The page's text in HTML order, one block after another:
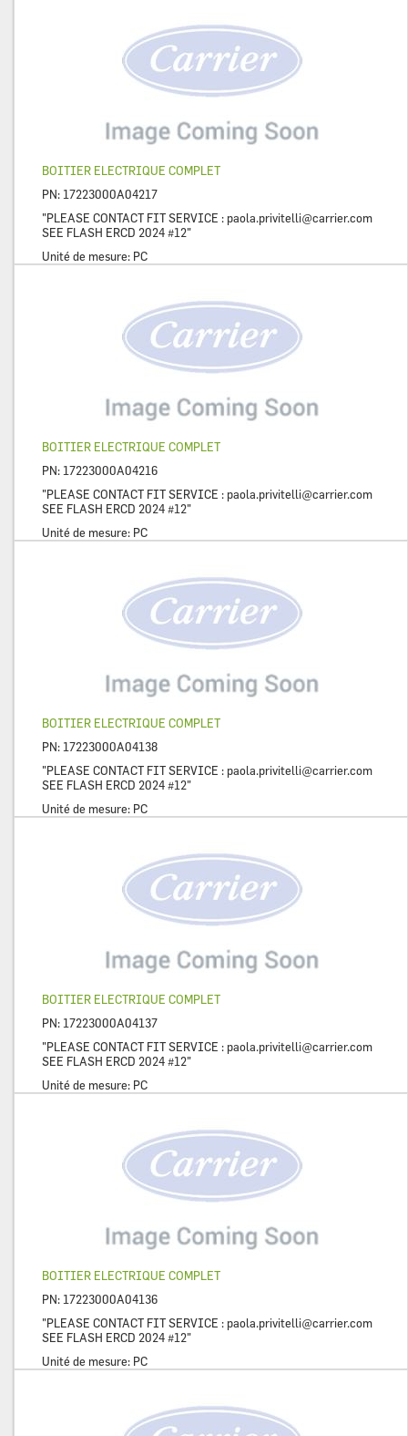
BOITIER ELECTRIQUE COMPLET
PN: 17223000A04217
"PLEASE CONTACT FIT SERVICE : paola.privitelli@carrier.com
SEE FLASH ERCD 2024 #12"
Unité de mesure: PC
BOITIER ELECTRIQUE COMPLET
PN: 17223000A04216
"PLEASE CONTACT FIT SERVICE : paola.privitelli@carrier.com
SEE FLASH ERCD 2024 #12"
Unité de mesure: PC
BOITIER ELECTRIQUE COMPLET
PN: 17223000A04138
"PLEASE CONTACT FIT SERVICE : paola.privitelli@carrier.com
SEE FLASH ERCD 2024 #12"
Unité de mesure: PC
BOITIER ELECTRIQUE COMPLET
PN: 17223000A04137
"PLEASE CONTACT FIT SERVICE : paola.privitelli@carrier.com
SEE FLASH ERCD 2024 #12"
Unité de mesure: PC
BOITIER ELECTRIQUE COMPLET
PN: 17223000A04136
"PLEASE CONTACT FIT SERVICE : paola.privitelli@carrier.com
SEE FLASH ERCD 2024 #12"
Unité de mesure: PC